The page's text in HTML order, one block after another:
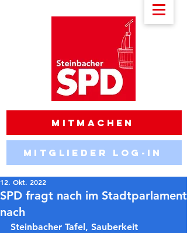
Mitglieder Log-in
Mitmachen
SPD fragt nach im Stadtparlament
nach
12. Okt. 2022
Steinbacher Tafel, Sauberkeit